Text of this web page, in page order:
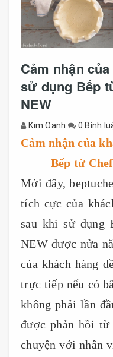
Cảm nhận
sử dụng Bếp
NEW
Kim Oanh 0 Bình
Cảm nhận của
Bếp từ
Mới đây,
tích cực của
sau khi sử dụng
NEW được nửa
của khách hàng
trực tiếp nếu có
không phải lần
được phản hồi từ
chuyện với nhân